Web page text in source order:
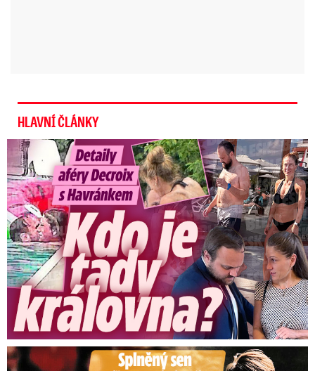
HLAVNÍ ČLÁNKY
Detaily aféry Decroix s Havránkem: Kdo je tady královna?
Splněný sen Ondřeje Brzobohatého: Zahrál si svého tátu